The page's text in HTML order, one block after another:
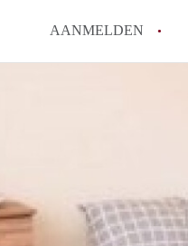
AANMELDEN